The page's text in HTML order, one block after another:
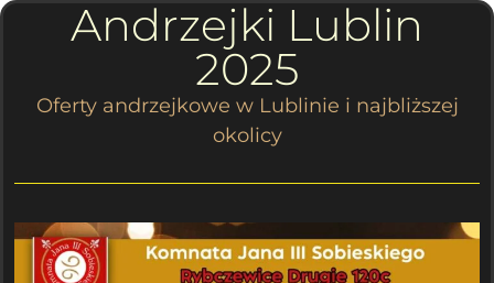
Andrzejki Lublin
2025
Oferty andrzejkowe w Lublinie i najbliższej
okolicy